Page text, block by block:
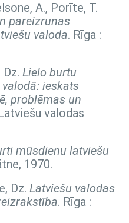
A., Porīte, T.
pareizrunas
valoda. Rīga :
Dz. Lielo burtu
ieskats
problēmas un
valodas
mūsdienu latviešu
1970.
Dz. Latviešu valodas
. Rīga :